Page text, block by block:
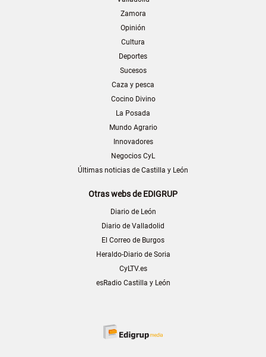
Zamora
Opinión
Cultura
Deportes
Sucesos
Caza y pesca
Cocino Divino
La Posada
Mundo Agrario
Innovadores
Negocios CyL
Últimas noticias de Castilla y León
Otras webs de EDIGRUP
Diario de León
Diario de Valladolid
El Correo de Burgos
Heraldo-Diario de Soria
CyLTV.es
esRadio Castilla y León